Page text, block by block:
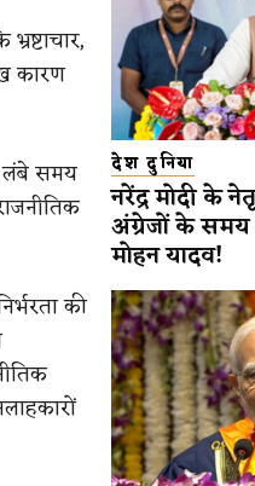
कारण
लंबे समय
की
देश दुनिया
नरेंद्र मोदी के
अंग्रेजों के समय
मोहन यादव!